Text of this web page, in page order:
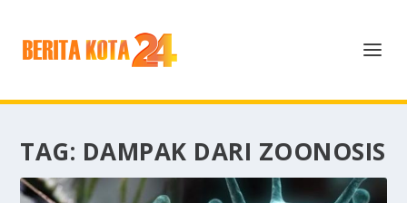
TAG: DAMPAK DARI ZOONOSIS